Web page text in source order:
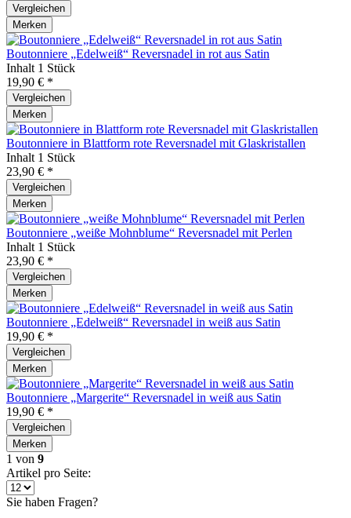
Vergleichen
Merken
Boutonniere „Edelweiß“ Reversnadel in rot aus Satin
Inhalt 1 Stück
19,90 € *
Vergleichen
Merken
Boutonniere in Blattform rote Reversnadel mit Glaskristallen
Inhalt 1 Stück
23,90 € *
Vergleichen
Merken
Boutonniere „weiße Mohnblume“ Reversnadel mit Perlen
Inhalt 1 Stück
23,90 € *
Vergleichen
Merken
Boutonniere „Edelweiß“ Reversnadel in weiß aus Satin
19,90 € *
Vergleichen
Merken
Boutonniere „Margerite“ Reversnadel in weiß aus Satin
19,90 € *
Vergleichen
Merken
1 von 9
Artikel pro Seite:
Sie haben Fragen?